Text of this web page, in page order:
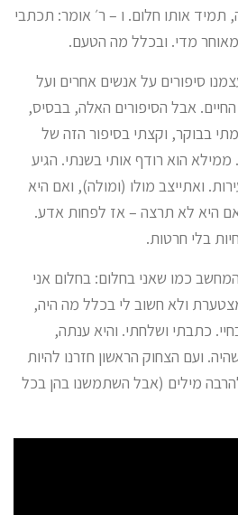
תמיד אותו חלום. ו – ר׳ אומר: תכתבי
מדי. ובכלל מה הטעם.
סיפורים על אנשים אחרים ועל
החיים. אבל הסיפורים האלה, בבסיס,
בבוקר, וקצתי בסיפור הזה של
ממילא הוא רודף אותי בשנתי. הגיע
ואתייצב מולו (ומולה), ואם היא
היא לא תרצה – אז לפחות אדע.
בלי חרטות.
כמו שאני בחלום: בחלום אני
ולא חשוב לי בכלל מה היה,
כתבתי ושלחתי. והיא ענתה,
ועם הצחוק הראשון חזרנו להיות
מילים (אבל השתמשנו בהן בכל